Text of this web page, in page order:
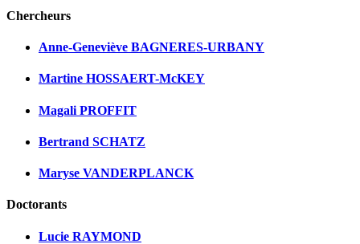
Chercheurs
Anne-Geneviève BAGNERES-URBANY
Martine HOSSAERT-McKEY
Magali PROFFIT
Bertrand SCHATZ
Maryse VANDERPLANCK
Doctorants
Lucie RAYMOND